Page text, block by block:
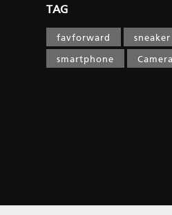
TAG
favforward sneaker
smartphone
Camera